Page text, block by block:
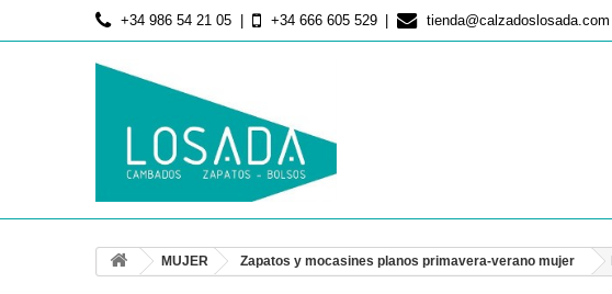
+34 986 54 21 05 +34 666 605 529 tienda@calzadoslosada.com
MUJER Zapatos y mocasines planos primavera-verano mujer